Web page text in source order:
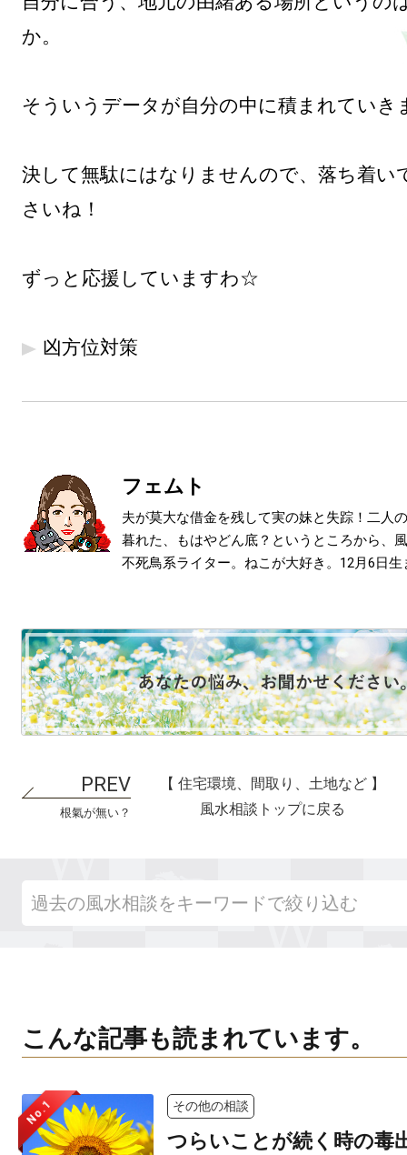
か。
そういうデータが自分の中に積まれていき
決して無駄にはなりませんので、落ち着い
さいね！
ずっと応援していますわ☆
凶方位対策
フェムト
夫が莫大な借金を残して実の妹と失踪！二人
暮れた、もはやどん底？というところから、
不死鳥系ライター。ねこが大好き。12月6日生
根氣が無い？
【 住宅環境、間取り、土地など 】
風水相談トップに戻る
こんな記事も読まれています。
No.1 その他の相談
つらいことが続く時の毒